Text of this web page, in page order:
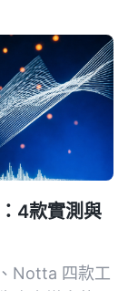
4款實測與
Notta 四款工